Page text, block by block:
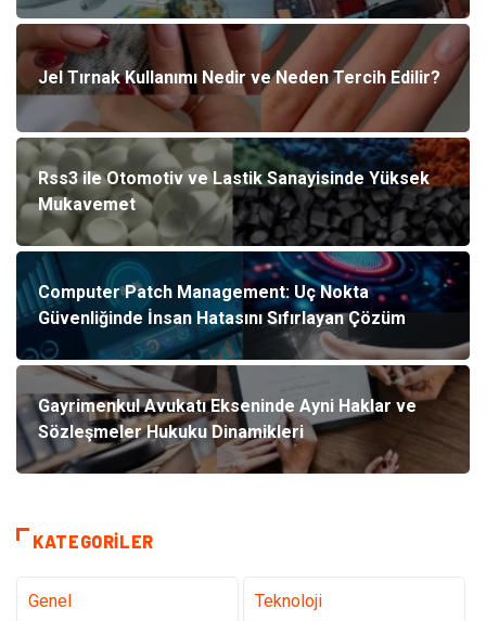
Jel Tırnak Kullanımı Nedir ve Neden Tercih Edilir?
Rss3 ile Otomotiv ve Lastik Sanayisinde Yüksek
Mukavemet
Computer Patch Management: Uç Nokta
Güvenliğinde İnsan Hatasını Sıfırlayan Çözüm
Gayrimenkul Avukatı Ekseninde Ayni Haklar ve
Sözleşmeler Hukuku Dinamikleri
KATEGORILER
Genel Teknoloji